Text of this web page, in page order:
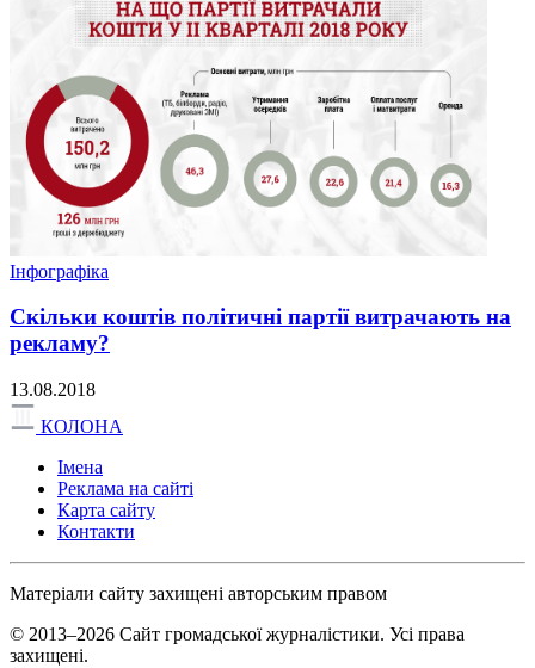
Інфографіка
Скільки коштів політичні партії витрачають на
рекламу?
13.08.2018
КОЛОНА
Імена
Реклама на сайті
Карта сайту
Контакти
Матеріали сайту захищені авторським правом
© 2013–2026 Сайт громадської журналістики. Усі права
захищені.